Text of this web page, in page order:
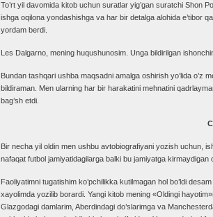
To’rt yil davomida kitob uchun suratlar yig’gan suratchi Shon
ishga oqilona yondashishga va har bir detalga alohida e’tibor
yordam berdi.
Les Dalgarno, mening huqushunosim. Unga bildirilgan
Bundan tashqari ushba maqsadni amalga oshirish yo’lida o’z
bildiraman. Men ularning har bir harakatini mehnatini
bag’sh etdi.
Bir necha yil oldin men ushbu avtobiografiyani yozish uchun,
nafaqat futbol jamiyatidagilarga balki bu jamiyatga kirmaydigan
Faoliyatimni tugatishim ko’pchilikka kutilmagan hol bo’ldi
xayolimda yozilib borardi. Yangi kitob mening «Oldingi
Glazgodagi damlarim, Aberdindagi do’slarimga va